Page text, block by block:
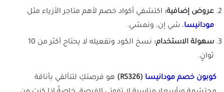
عروض إضافية: اكتشفي أكواد خصم لأهم متاجر الأزياء مثل
مودانيسا، شي إن، ونمشي.
سهولة الاستخدام:
نسخ الكود وتفعيله لا يحتاج أكثر من 10
ثوانٍ.
كوبون خصم مودانيسا (RS326)
هو فرصتكِ لتتألقي بأناقة